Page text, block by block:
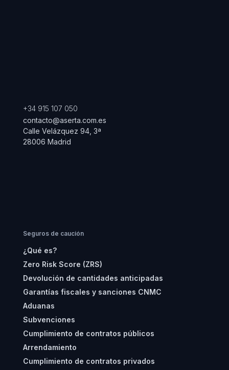
+34 915 107 050
contacto@aserta.com.es
Calle Velázquez 94, 3ª
28006 Madrid
Seguros de caución
¿Qué es?
Zero Risk Score (ZRS)
Devolución de cantidades anticipadas
Garantías fiscales y sanciones CNMC
Aduanas
Subvenciones
Cumplimiento de contratos públicos
Arrendamiento
Cumplimiento de contratos privados